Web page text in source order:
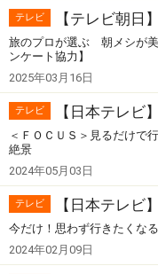
テレビ 【テレビ朝日
旅のプロが選ぶ 朝メシが
ンケート協力】
2025年03月16日
テレビ 【日本テレビ
＜ＦＯＣＵＳ＞見るだけで
絶景
2024年05月03日
テレビ 【日本テレビ
今だけ！思わず行きたくな
2024年02月09日